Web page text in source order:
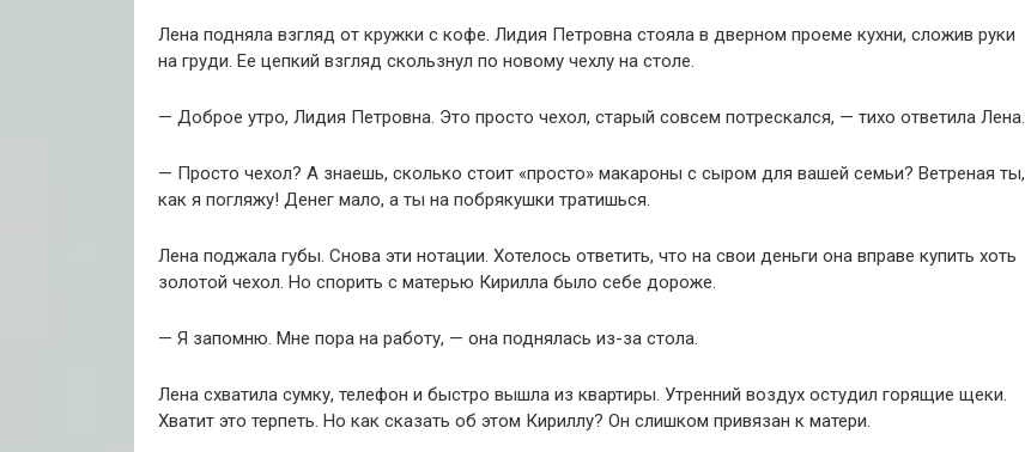
Лена подняла взгляд от кружки с кофе. Лидия Петровна стояла в дверном проеме кухни, сложив руки
на груди. Ее цепкий взгляд скользнул по новому чехлу на столе.
— Доброе утро, Лидия Петровна. Это просто чехол, старый совсем потрескался, — тихо ответила Лена.
— Просто чехол? А знаешь, сколько стоит «просто» макароны с сыром для вашей семьи? Ветреная ты,
как я погляжу! Денег мало, а ты на побрякушки тратишься.
Лена поджала губы. Снова эти нотации. Хотелось ответить, что на свои деньги она вправе купить хоть
золотой чехол. Но спорить с матерью Кирилла было себе дороже.
— Я запомню. Мне пора на работу, — она поднялась из-за стола.
Лена схватила сумку, телефон и быстро вышла из квартиры. Утренний воздух остудил горящие щеки.
Хватит это терпеть. Но как сказать об этом Кириллу? Он слишком привязан к матери.